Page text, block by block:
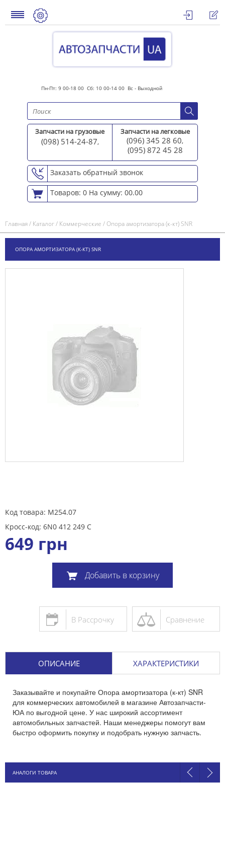
Пн-Пт: 9 00-18 00 Сб: 10 00-14 00 Вс - Выходной
Запчасти на грузовые
(098) 514-24-87,
Запчасти на легковые
(096) 345 28 60,
(095) 872 45 28
Заказать обратный звонок
Товаров: 0 На сумму: 00.00
Главная/ Каталог/ Коммерческие /Опора амортизатора (к-кт) SNR
ОПОРА АМОРТИЗАТОРА (К-КТ) SNR
Код товара: M254.07
Кросс-код: 6N0 412 249 C
649 грн
Добавить в корзину
Сравнение
В Рассрочку
ОПИСАНИЕ ХАРАКТЕРИСТИКИ
Заказывайте и покупайте Опора амортизатора (к-кт) SNR
для коммерческих автомобилей в магазине Автозапчасти-
ЮА по выгодной цене. У нас широкий ассортимент
автомобильных запчастей. Наши менеджеры помогут вам
быстро оформить покупку и подобрать нужную запчасть.
АНАЛОГИ ТОВАРА